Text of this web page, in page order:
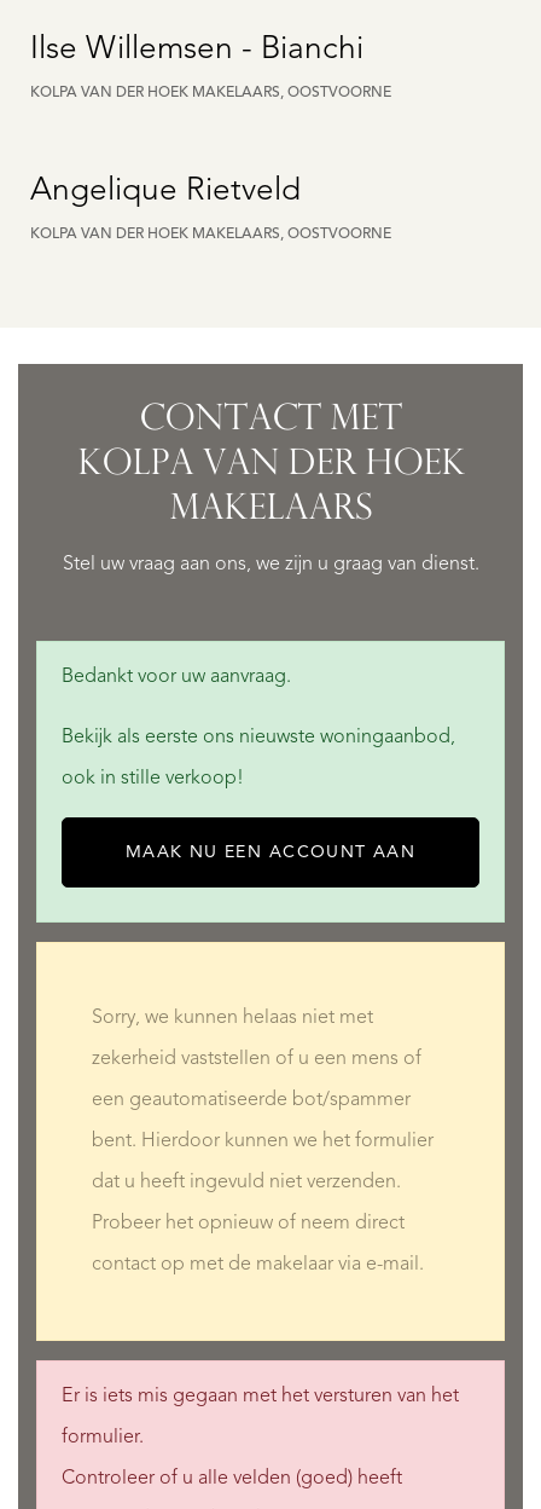
Ilse Willemsen - Bianchi
KOLPA VAN DER HOEK MAKELAARS, OOSTVOORNE
Angelique Rietveld
KOLPA VAN DER HOEK MAKELAARS, OOSTVOORNE
CONTACT MET
KOLPA VAN DER HOEK
MAKELAARS
Stel uw vraag aan ons, we zijn u graag van dienst.
Bedankt voor uw aanvraag.
Bekijk als eerste ons nieuwste woningaanbod,
ook in stille verkoop!
MAAK NU EEN ACCOUNT AAN
Sorry, we kunnen helaas niet met
zekerheid vaststellen of u een mens of
een geautomatiseerde bot/spammer
bent. Hierdoor kunnen we het formulier
dat u heeft ingevuld niet verzenden.
Probeer het opnieuw of neem direct
contact op met de makelaar via e-mail.
Er is iets mis gegaan met het versturen van het
formulier.
Controleer of u alle velden (goed) heeft